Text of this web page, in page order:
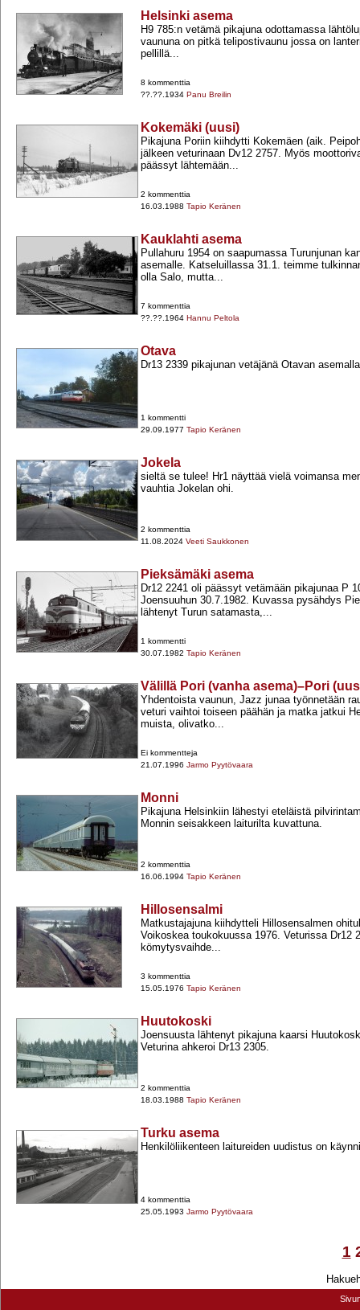
Helsinki asema
H9 785:n vetämä pikajuna odottamassa
vaununa on pitkä telipostivaunu jossa on
pellillä...
8 kommenttia
??.??.1934 Panu Breilin
Kokemäki (uusi)
Pikajuna Poriin kiihdytti Kokemäen (aik.
jälkeen veturinaan Dv12 2757. Myös
päässyt lähtemään...
2 kommenttia
16.03.1988 Tapio Keränen
Kauklahti asema
Pullahuru 1954 on saapumassa Turunjunan
asemalle. Katseluillassa 31.1. teimme
olla Salo, mutta...
7 kommenttia
??.??.1964 Hannu Peltola
Otava
Dr13 2339 pikajunan vetäjänä Otavan
1 kommentti
29.09.1977 Tapio Keränen
Jokela
sieltä se tulee! Hr1 näyttää vielä voimansa
vauhtia Jokelan ohi.
2 kommenttia
11.08.2024 Veeti Saukkonen
Pieksämäki asema
Dr12 2241 oli päässyt vetämään pikajunaa P
Joensuuhun 30.7.1982. Kuvassa pysähdys
lähtenyt Turun satamasta,...
1 kommentti
30.07.1982 Tapio Keränen
Välillä Pori (vanha asema)–Pori
Yhdentoista vaunun, Jazz junaa työnnetään
veturi vaihtoi toiseen päähän ja matka jatkui
muista, olivatko...
Ei kommentteja
21.07.1996 Jarmo Pyytövaara
Monni
Pikajuna Helsinkiin lähestyi eteläistä
Monnin seisakkeen laiturilta kuvattuna.
2 kommenttia
16.06.1994 Tapio Keränen
Hillosensalmi
Matkustajajuna kiihdytteli Hillosensalmen
Voikoskea toukokuussa 1976. Veturissa Dr12
kömytysvaihde...
3 kommenttia
15.05.1976 Tapio Keränen
Huutokoski
Joensuusta lähtenyt pikajuna kaarsi
Veturina ahkeroi Dr13 2305.
2 kommenttia
18.03.1988 Tapio Keränen
Turku asema
Henkilöliikenteen laitureiden uudistus on
4 kommenttia
25.05.1993 Jarmo Pyytövaara
1